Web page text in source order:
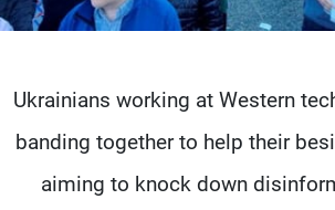
Ukrainians working at Western
banding together to help their
aiming to knock downوظائف
تواصل معنا